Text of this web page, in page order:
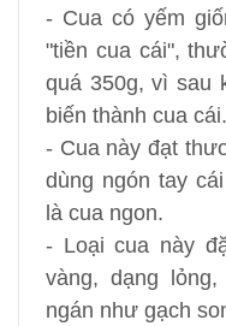
- Cua có yếm
"tiền cua cái",
quá 350g, vì sau
biến thành cua cái.
- Cua này đạt
dùng ngón tay
là cua ngon.
- Loại cua này
vàng, dạng
ngán như gạch